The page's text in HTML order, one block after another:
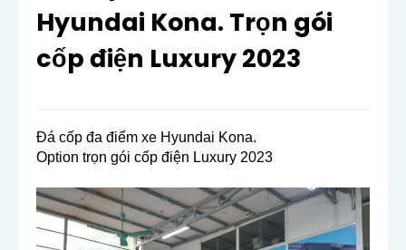
Hyundai Kona. Trọn gói
cốp điện Luxury 2023
Đá cốp đa điểm xe Hyundai Kona.
Option trọn gói cốp điện Luxury 2023